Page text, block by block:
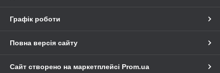
Графік роботи
Повна версія сайту
Сайт створено на маркетплейсі Prom.ua